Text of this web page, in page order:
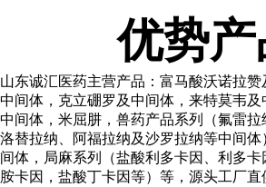
优势产
山东诚汇医药主营产品：富马酸沃诺拉赞
中间体，克立硼罗及中间体，来特莫韦及
中间体，米屈肼，兽药产品系列（氟雷拉
洛替拉纳、阿福拉纳及沙罗拉纳等中间
间体，局麻系列（盐酸利多卡因、利多
胺卡因，盐酸丁卡因等）等，源头工厂